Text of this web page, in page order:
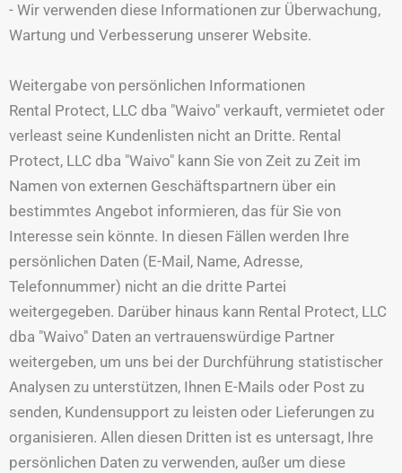
- Wir verwenden diese Informationen zur Überwachung,
Wartung und Verbesserung unserer Website.
Weitergabe von persönlichen Informationen
Rental Protect, LLC dba "Waivo" verkauft, vermietet oder
verleast seine Kundenlisten nicht an Dritte. Rental
Protect, LLC dba "Waivo" kann Sie von Zeit zu Zeit im
Namen von externen Geschäftspartnern über ein
bestimmtes Angebot informieren, das für Sie von
Interesse sein könnte. In diesen Fällen werden Ihre
persönlichen Daten (E-Mail, Name, Adresse,
Telefonnummer) nicht an die dritte Partei
weitergegeben. Darüber hinaus kann Rental Protect, LLC
dba "Waivo" Daten an vertrauenswürdige Partner
weitergeben, um uns bei der Durchführung statistischer
Analysen zu unterstützen, Ihnen E-Mails oder Post zu
senden, Kundensupport zu leisten oder Lieferungen zu
organisieren. Allen diesen Dritten ist es untersagt, Ihre
persönlichen Daten zu verwenden, außer um diese